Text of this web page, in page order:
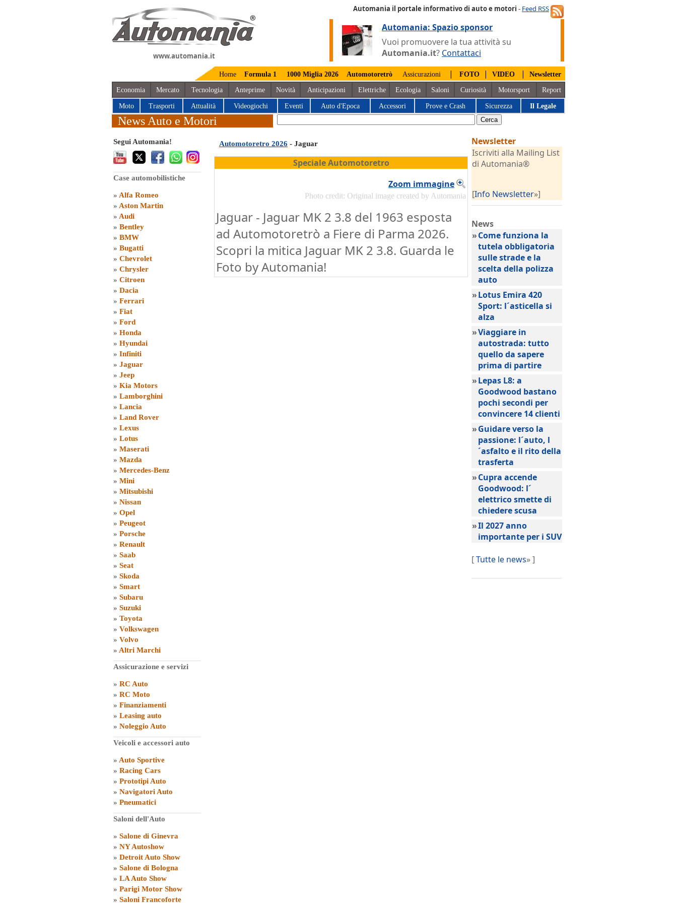
www.automania.it
Automania il portale informativo di auto e motori - Feed RSS
Automania: Spazio sponsor
Vuoi promuovere la tua attività su
Automania.it? Contattaci
Home Formula 1 1000 Miglia 2026 Automotoretrò Assicurazioni | FOTO | VIDEO | Newsletter
Economia Mercato Tecnologia Anteprime Novità Anticipazioni Elettriche Ecologia Saloni Curiosità Motorsport Report
Moto Trasporti Attualità Videogiochi Eventi Auto d'Epoca Accessori Prove e Crash Sicurezza Il Legale
News Auto e Motori
Segui Automania!
Case automobilistiche
» Alfa Romeo
» Aston Martin
» Audi
» Bentley
» BMW
» Bugatti
» Chevrolet
» Chrysler
» Citroen
» Dacia
» Ferrari
» Fiat
» Ford
» Honda
» Hyundai
» Infiniti
» Jaguar
» Jeep
» Kia Motors
» Lamborghini
» Lancia
» Land Rover
» Lexus
» Lotus
» Maserati
» Mazda
» Mercedes-Benz
» Mini
» Mitsubishi
» Nissan
» Opel
» Peugeot
» Porsche
» Renault
» Saab
» Seat
» Skoda
» Smart
» Subaru
» Suzuki
» Toyota
» Volkswagen
» Volvo
» Altri Marchi
Assicurazione e servizi
» RC Auto
» RC Moto
» Finanziamenti
» Leasing auto
» Noleggio Auto
Veicoli e accessori auto
» Auto Sportive
» Racing Cars
» Prototipi Auto
» Navigatori Auto
» Pneumatici
Saloni dell'Auto
» Salone di Ginevra
» NY Autoshow
» Detroit Auto Show
» Salone di Bologna
» LA Auto Show
» Parigi Motor Show
» Saloni Francoforte
Automotoretro 2026 - Jaguar
Speciale Automotoretro
Zoom immagine
Photo credit: Original image created by Automania
Jaguar - Jaguar MK 2 3.8 del 1963 esposta
ad Automotoretrò a Fiere di Parma 2026.
Scopri la mitica Jaguar MK 2 3.8. Guarda le
Foto by Automania!
Newsletter
Iscriviti alla Mailing List
di Automania®
[Info Newsletter»]
News
»Come funziona la
tutela obbligatoria
sulle strade e la
scelta della polizza
auto
»Lotus Emira 420
Sport: l´asticella si
alza
»Viaggiare in
autostrada: tutto
quello da sapere
prima di partire
»Lepas L8: a
Goodwood bastano
pochi secondi per
convincere 14 clienti
»Guidare verso la
passione: l´auto, l
´asfalto e il rito della
trasferta
»Cupra accende
Goodwood: l´
elettrico smette di
chiedere scusa
»Il 2027 anno
importante per i SUV
[Tutte le news» ]